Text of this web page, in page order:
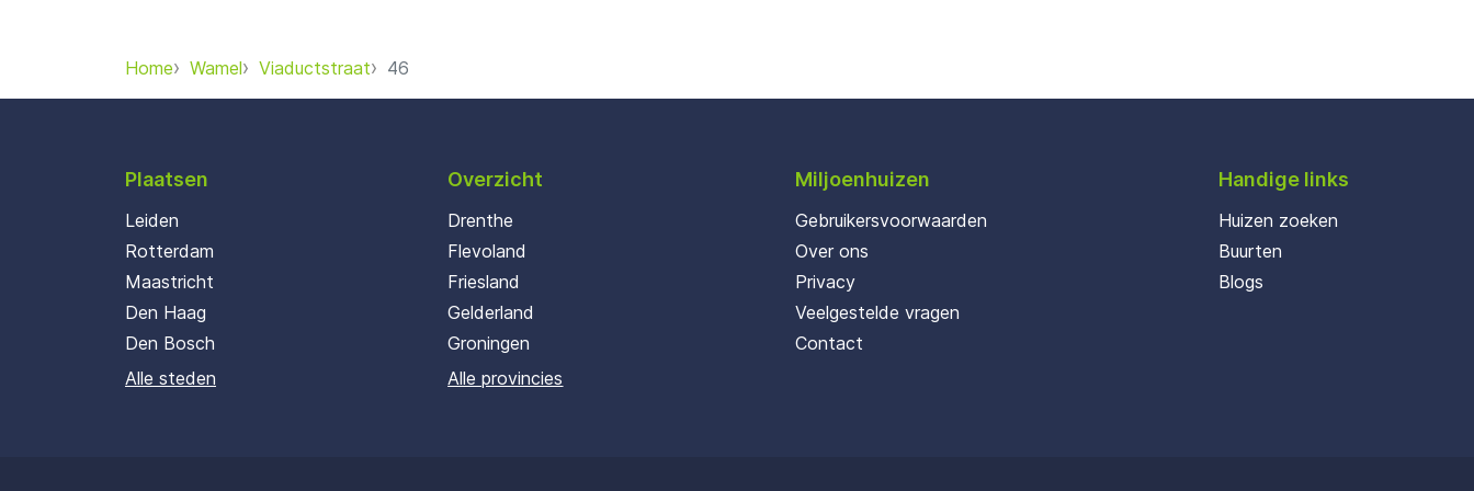
Home Wamel Viaductstraat 46
Plaatsen
Leiden
Rotterdam
Maastricht
Den Haag
Den Bosch
Alle steden
Overzicht
Drenthe
Flevoland
Friesland
Gelderland
Groningen
Alle provincies
Miljoenhuizen
Gebruikersvoorwaarden
Over ons
Privacy
Veelgestelde vragen
Contact
Handige links
Huizen zoeken
Buurten
Blogs